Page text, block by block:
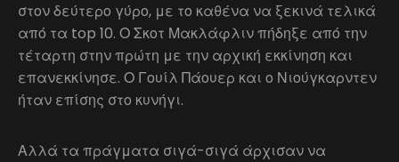
στον δεύτερο γύρο, με το καθένα να ξεκινά τελικά
από τα top 10. Ο Σκοτ Μακλάφλιν πήδηξε από την
τέταρτη στην πρώτη με την αρχική εκκίνηση και
επανεκκίνησε. Ο Γουίλ Πάουερ και ο Νιούγκαρντεν
ήταν επίσης στο κυνήγι.
Αλλά τα πράγματα σιγά-σιγά άρχισαν να